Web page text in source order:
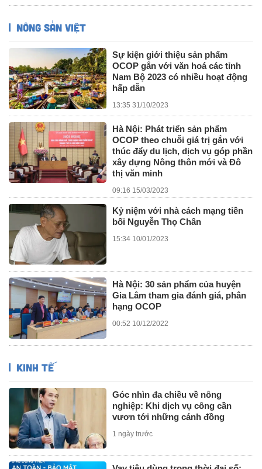
NÔNG SẢN VIỆT
Sự kiện giới thiệu sản phẩm
OCOP gắn với văn hoá các tỉnh
Nam Bộ 2023 có nhiều hoạt động
hấp dẫn
13:35 31/10/2023
Hà Nội: Phát triển sản phẩm
OCOP theo chuỗi giá trị gắn với
thúc đẩy du lịch, dịch vụ góp phần
xây dựng Nông thôn mới và Đô
thị văn minh
09:16 15/03/2023
Kỷ niệm với nhà cách mạng tiền
bối Nguyễn Thọ Chân
15:34 10/01/2023
Hà Nội: 30 sản phẩm của huyện
Gia Lâm tham gia đánh giá, phân
hạng OCOP
00:52 10/12/2022
KINH TẾ
Góc nhìn đa chiều về nông
nghiệp: Khi dịch vụ công cần
vươn tới những cánh đồng
1 ngày trước